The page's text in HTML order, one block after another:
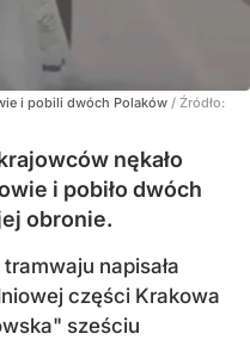
i pobili dwóch Polaków / Źródło:
nękało
i pobiło dwóch
obronie.
napisała
części Krakowa
sześciu